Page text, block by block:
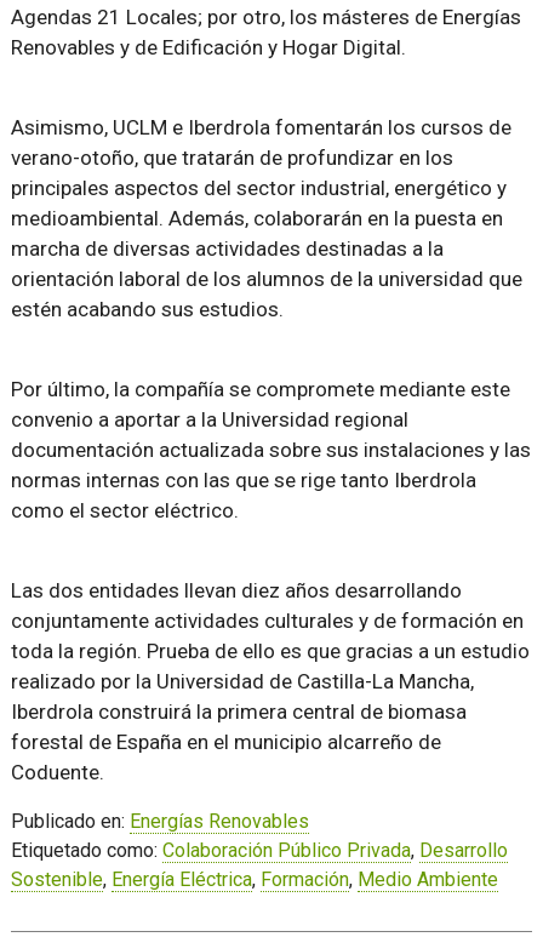
Agendas 21 Locales; por otro, los másteres de Energías
Renovables y de Edificación y Hogar Digital.
Asimismo, UCLM e Iberdrola fomentarán los cursos de
verano-otoño, que tratarán de profundizar en los
principales aspectos del sector industrial, energético y
medioambiental. Además, colaborarán en la puesta en
marcha de diversas actividades destinadas a la
orientación laboral de los alumnos de la universidad que
estén acabando sus estudios.
Por último, la compañía se compromete mediante este
convenio a aportar a la Universidad regional
documentación actualizada sobre sus instalaciones y las
normas internas con las que se rige tanto Iberdrola
como el sector eléctrico.
Las dos entidades llevan diez años desarrollando
conjuntamente actividades culturales y de formación en
toda la región. Prueba de ello es que gracias a un estudio
realizado por la Universidad de Castilla-La Mancha,
Iberdrola construirá la primera central de biomasa
forestal de España en el municipio alcarreño de
Coduente.
Publicado en: Energías Renovables
Etiquetado como: Colaboración Público Privada, Desarrollo
Sostenible, Energía Eléctrica, Formación, Medio Ambiente